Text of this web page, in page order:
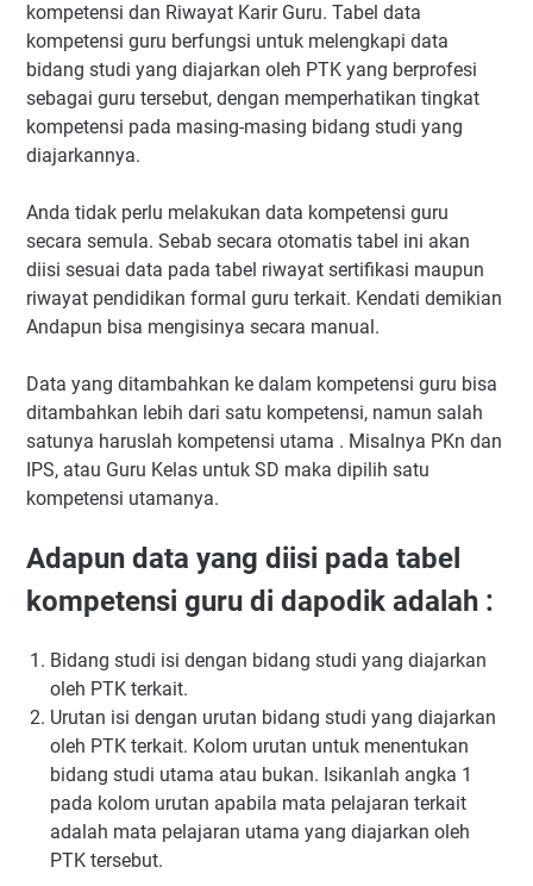
kompetensi dan Riwayat Karir Guru. Tabel data
kompetensi guru berfungsi untuk melengkapi data
bidang studi yang diajarkan oleh PTK yang berprofesi
sebagai guru tersebut, dengan memperhatikan tingkat
kompetensi pada masing-masing bidang studi yang
diajarkannya.
Anda tidak perlu melakukan data kompetensi guru
secara semula. Sebab secara otomatis tabel ini akan
diisi sesuai data pada tabel riwayat sertifikasi maupun
riwayat pendidikan formal guru terkait. Kendati demikian
Andapun bisa mengisinya secara manual.
Data yang ditambahkan ke dalam kompetensi guru bisa
ditambahkan lebih dari satu kompetensi, namun salah
satunya haruslah kompetensi utama . Misalnya PKn dan
IPS, atau Guru Kelas untuk SD maka dipilih satu
kompetensi utamanya.
Adapun data yang diisi pada tabel
kompetensi guru di dapodik adalah :
Bidang studi isi dengan bidang studi yang diajarkan
oleh PTK terkait.
Urutan isi dengan urutan bidang studi yang diajarkan
oleh PTK terkait. Kolom urutan untuk menentukan
bidang studi utama atau bukan. Isikanlah angka 1
pada kolom urutan apabila mata pelajaran terkait
adalah mata pelajaran utama yang diajarkan oleh
PTK tersebut.